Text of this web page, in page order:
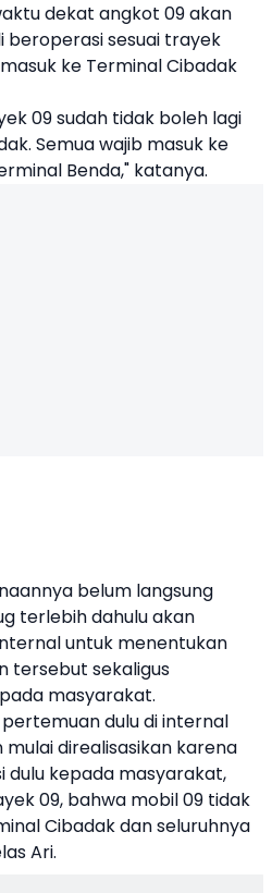
dekat angkot 09 akan
beroperasi sesuai trayek
ke Terminal Cibadak
09 sudah tidak boleh lagi
Semua wajib masuk ke
Benda," katanya.
belum langsung
terlebih dahulu akan
untuk menentukan
tersebut sekaligus
masyarakat.
dulu di internal
direalisasikan karena
dulu kepada masyarakat,
09, bahwa mobil 09 tidak
Cibadak dan seluruhnya
Ari.